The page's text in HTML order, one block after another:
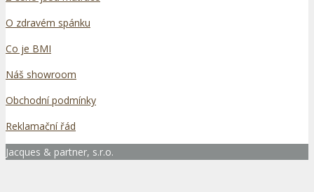
O zdravém spánku
Co je BMI
Náš showroom
Obchodní podmínky
Reklamační řád
Jacques & partner, s.r.o.